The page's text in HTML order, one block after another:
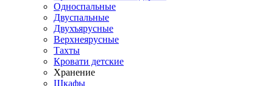
Односпальные
Двуспальные
Двухъярусные
Верхнеярусные
Тахты
Кровати детские
Хранение
Шкафы